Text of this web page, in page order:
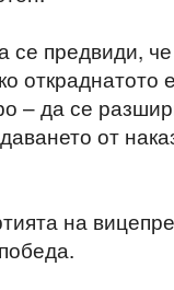
се предвиди,
– да се
от
на